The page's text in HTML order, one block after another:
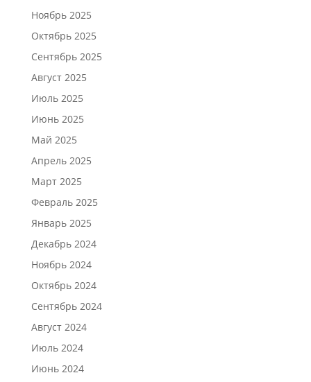
Ноябрь 2025
Октябрь 2025
Сентябрь 2025
Август 2025
Июль 2025
Июнь 2025
Май 2025
Апрель 2025
Март 2025
Февраль 2025
Январь 2025
Декабрь 2024
Ноябрь 2024
Октябрь 2024
Сентябрь 2024
Август 2024
Июль 2024
Июнь 2024